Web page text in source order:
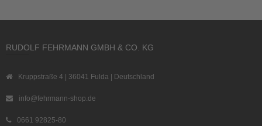
RUDOLF FEHRMANN GMBH & CO. KG
Kruppstraße 4 | 36041 Fulda | Deutschland
info@fehrmann-shop.de
0661 92825-80